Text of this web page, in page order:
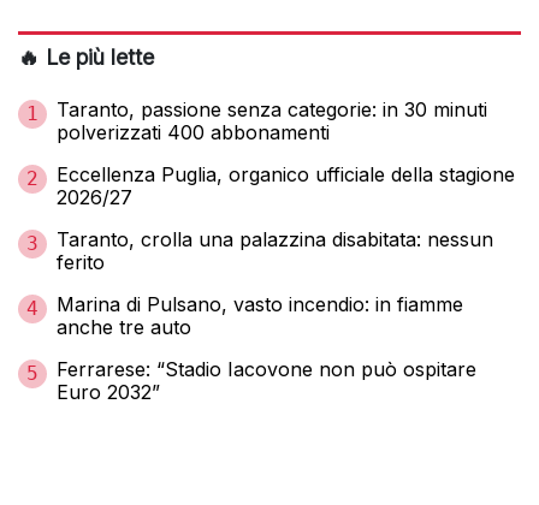
🔥 Le più lette
1
Taranto, passione senza categorie: in 30 minuti
polverizzati 400 abbonamenti
2
Eccellenza Puglia, organico ufficiale della stagione
2026/27
3
Taranto, crolla una palazzina disabitata: nessun
ferito
4
Marina di Pulsano, vasto incendio: in fiamme
anche tre auto
5
Ferrarese: “Stadio Iacovone non può ospitare
Euro 2032”